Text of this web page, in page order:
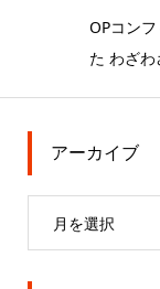
OPコン
た わざ
アーカイブ
月を選択